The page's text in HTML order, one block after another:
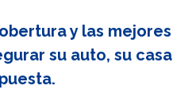
y las mejores
su auto, su casa